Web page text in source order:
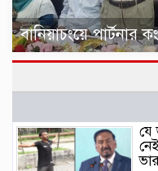
বানিয়াচংয়ে পার্টনার
যে